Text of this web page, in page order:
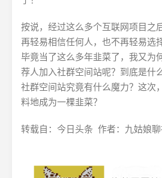
按说，经过这么多个互联网项目之
再轻易相信任何人，也不再轻易选
毕竟当了这么多年韭菜了，我又为
荐人加入社群空间站呢？到底是什
社群空间站究竟有什么魔力？这次
料地成为一棵韭菜？
转载自：今日头条 作者：九姑娘